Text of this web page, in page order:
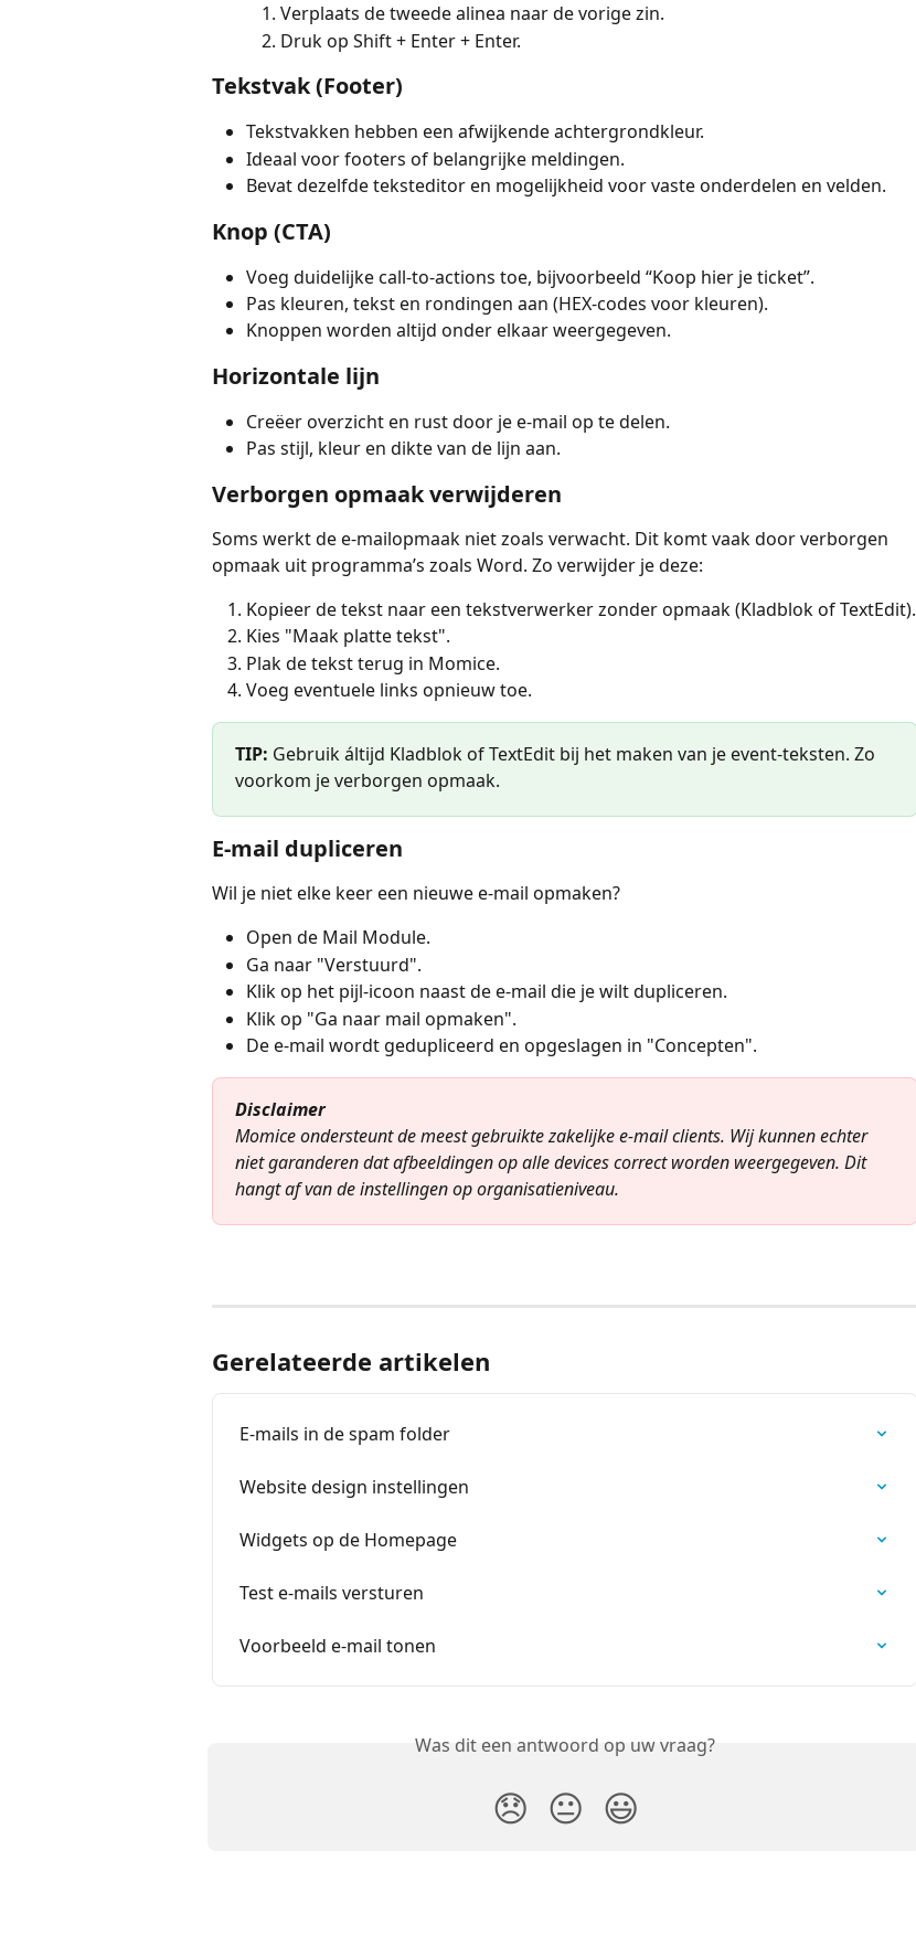
Verplaats de tweede alinea naar de vorige zin.
Druk op Shift + Enter + Enter.
Tekstvak (Footer)
Tekstvakken hebben een afwijkende achtergrondkleur.
Ideaal voor footers of belangrijke meldingen.
Bevat dezelfde teksteditor en mogelijkheid voor vaste onderdelen en velden.
Knop (CTA)
Voeg duidelijke call-to-actions toe, bijvoorbeeld “Koop hier je ticket”.
Pas kleuren, tekst en rondingen aan (HEX-codes voor kleuren).
Knoppen worden altijd onder elkaar weergegeven.
Horizontale lijn
Creëer overzicht en rust door je e-mail op te delen.
Pas stijl, kleur en dikte van de lijn aan.
Verborgen opmaak verwijderen
Soms werkt de e-mailopmaak niet zoals verwacht. Dit komt vaak door verborgen
opmaak uit programma’s zoals Word. Zo verwijder je deze:
Kopieer de tekst naar een tekstverwerker zonder opmaak (Kladblok of TextEdit).
Kies "Maak platte tekst".
Plak de tekst terug in Momice.
Voeg eventuele links opnieuw toe.
TIP: Gebruik áltijd Kladblok of TextEdit bij het maken van je event-teksten. Zo
voorkom je verborgen opmaak.
E-mail dupliceren
Wil je niet elke keer een nieuwe e-mail opmaken?
Open de Mail Module.
Ga naar "Verstuurd".
Klik op het pijl-icoon naast de e-mail die je wilt dupliceren.
Klik op "Ga naar mail opmaken".
De e-mail wordt gedupliceerd en opgeslagen in "Concepten".
Disclaimer
Momice ondersteunt de meest gebruikte zakelijke e-mail clients. Wij kunnen echter
niet garanderen dat afbeeldingen op alle devices correct worden weergegeven. Dit
hangt af van de instellingen op organisatieniveau.
Gerelateerde artikelen
E-mails in de spam folder
Website design instellingen
Widgets op de Homepage
Test e-mails versturen
Voorbeeld e-mail tonen
Was dit een antwoord op uw vraag?
😞 😐 😃